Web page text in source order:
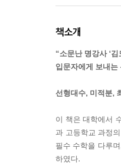
책소개
“소문난 명강사 ‘
입문자에게 보내는
선형대수, 미적분,
이 책은 대학에서
과 고등학교 과정
필수 수학을 다루
하였다.